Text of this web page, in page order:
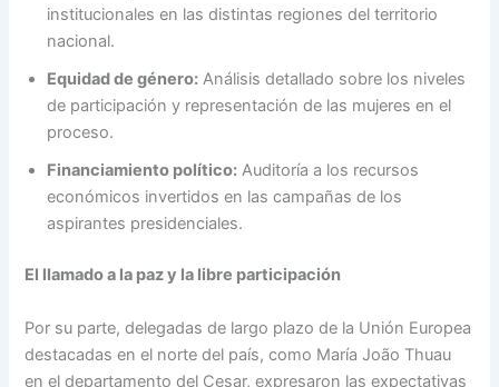
institucionales en las distintas regiones del territorio
nacional.
Equidad de género: Análisis detallado sobre los niveles
de participación y representación de las mujeres en el
proceso.
Financiamiento político: Auditoría a los recursos
económicos invertidos en las campañas de los
aspirantes presidenciales.
El llamado a la paz y la libre participación
Por su parte, delegadas de largo plazo de la Unión Europea
destacadas en el norte del país, como María João Thuau
en el departamento del Cesar, expresaron las expectativas